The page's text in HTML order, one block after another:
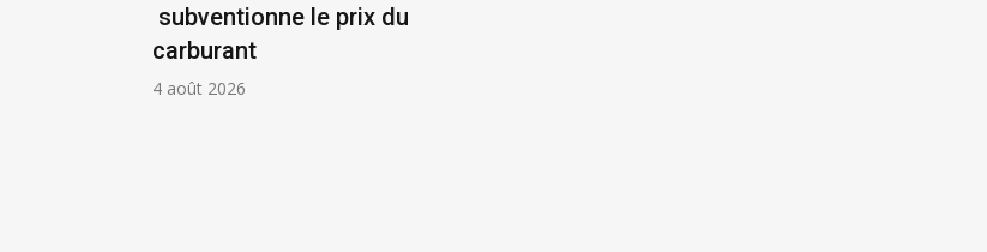
subventionne le prix du
carburant
4 août 2026